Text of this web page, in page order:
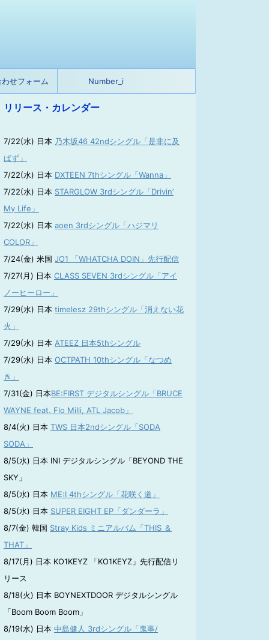
せフォーム Number_i
リリース・カレンダー
7/22(水) 日本 乃木坂46 42ndシングル「是非に及
ばず」
7/22(水) 日本 DXTEEN 7thシングル「Wanna」
7/22(水) 日本 STARGLOW 3rdシングル「Drivin’
My Life」
7/22(水) 日本 aoen 3rdシングル「ハジマリ
COLOR」
7/24(金) 米国 JO1 「WHATCHA DOIN」先行配信
7/27(月) 日本 CLASS SEVEN 3rdシングル「アイ
ノーヒーロー」
7/29(水) 日本 timelesz 29thシングル「消えない花
火」
7/29(水) 日本 ATEEZ 日本5thシングル
7/29(水) 日本 OCTPATH 10thシングル「なつめ
き」
7/31(金) 日本BE:FIRST デジタルシングル「BRUCE
WAYNE feat. Flo Milli, ATL Jacob」
8/4(火) 日本 TWS 日本2ndシングル「SODA
SODA」
8/5(水) 日本 INI デジタルシングル「BEYOND THE
SKY」
8/5(水) 日本 ME:I 4thシングル「花咲く道」
8/5(水) 日本 SUPER EIGHT EP「ダンダーラ」
8/7(金) 韓国 Stray Kids ミニアルバム「THIS ＆
THAT」
8/17(月) 日本 KO1KEYZ 「KO1KEYZ」先行配信リ
リース
8/18(火) 日本 BOYNEXTDOOR デジタルシングル
「Boom Boom Boom」
8/19(水) 日本 中島健人 3rdシングル「鬼事/